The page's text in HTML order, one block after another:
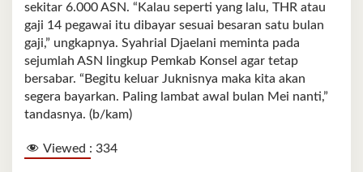
sekitar 6.000 ASN. “Kalau seperti yang lalu, THR atau
gaji 14 pegawai itu dibayar sesuai besaran satu bulan
gaji,” ungkapnya. Syahrial Djaelani meminta pada
sejumlah ASN lingkup Pemkab Konsel agar tetap
bersabar. “Begitu keluar Juknisnya maka kita akan
segera bayarkan. Paling lambat awal bulan Mei nanti,”
tandasnya. (b/kam)
Viewed : 334